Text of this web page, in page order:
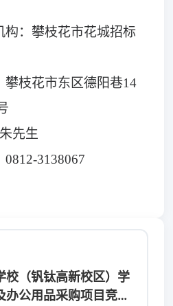
构：攀枝花市花城招标
攀枝花市东区德阳巷14
先生
0812-3138067
校（钒钛高新校区）学
办公用品采购项目竞争